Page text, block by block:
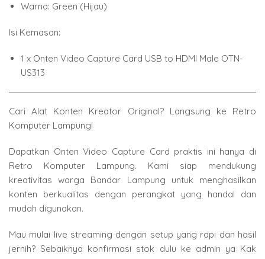
Warna: Green (Hijau)
Isi Kemasan:
1 x Onten Video Capture Card USB to HDMI Male OTN-
US313
Cari Alat Konten Kreator Original? Langsung ke Retro
Komputer Lampung!
Dapatkan Onten Video Capture Card praktis ini hanya di
Retro Komputer Lampung. Kami siap mendukung
kreativitas warga Bandar Lampung untuk menghasilkan
konten berkualitas dengan perangkat yang handal dan
mudah digunakan.
Mau mulai live streaming dengan setup yang rapi dan hasil
jernih? Sebaiknya konfirmasi stok dulu ke admin ya Kak